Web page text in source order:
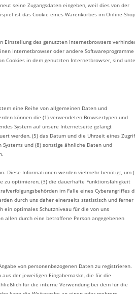
seine Zugangsdaten eingeben, weil dies von der
ist das Cookie eines Warenkorbes im Online-
Einstellung des genutzten Internetbrowsers
Internetbrowser oder andere Softwareprogramme
Cookies in dem genutzten Internetbrowser, sind
eine Reihe von allgemeinen Daten und
können die (1) verwendeten Browsertypen und
System auf unsere Internetseite gelangt
werden, (5) das Datum und die Uhrzeit eines
und (8) sonstige ähnliche Daten und
Diese Informationen werden vielmehr benötigt, um
optimieren, (3) die dauerhafte Funktionsfähigkeit
im Falle eines Cyberangriffes
durch uns daher einerseits statistisch und ferner
ein optimales Schutzniveau für die von uns
allen durch eine betroffene Person angegebenen
von personenbezogenen Daten zu registrieren.
der jeweiligen Eingabemaske, die für die
für die interne Verwendung bei dem für die